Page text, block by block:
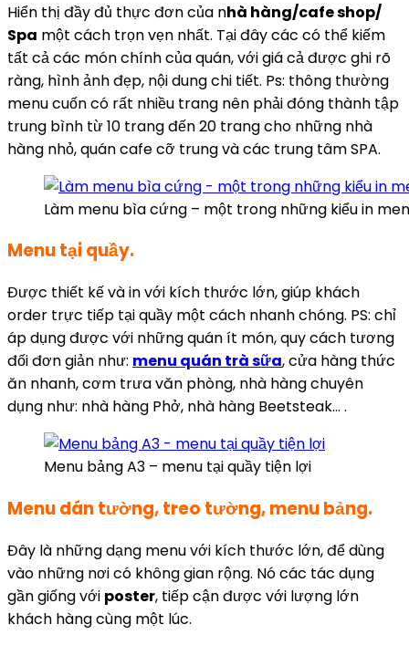
Hiển thị đầy đủ thực đơn của nhà hàng/cafe shop/
Spa một cách trọn vẹn nhất. Tại đây các có thể kiếm
tất cả các món chính của quán, với giá cả được ghi rõ
ràng, hình ảnh đẹp, nội dung chi tiết. Ps: thông thường
menu cuốn có rất nhiều trang nên phải đóng thành tập
trung bình từ 10 trang đến 20 trang cho những nhà
hàng nhỏ, quán cafe cỡ trung và các trung tâm SPA.
Làm menu bìa cứng – một trong những kiểu in
Menu tại quầy.
Được thiết kế và in với kích thước lớn, giúp khách
order trực tiếp tại quầy một cách nhanh chóng. PS: chỉ
áp dụng được với những quán ít món, quy cách tương
đối đơn giản như: menu quán trà sữa, cửa hàng thức
ăn nhanh, cơm trưa văn phòng, nhà hàng chuyên
dụng như: nhà hàng Phở, nhà hàng Beetsteak… .
Menu bảng A3 – menu tại quầy tiện lợi
Menu dán tường, treo tường, menu bảng.
Đây là những dạng menu với kích thước lớn, để dùng
vào những nơi có không gian rộng. Nó các tác dụng
gần giống với poster, tiếp cận được với lượng lớn
khách hàng cùng một lúc.